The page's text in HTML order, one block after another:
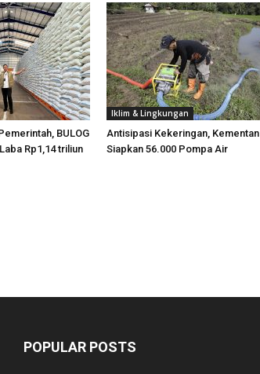
BULOG
Rp1,14 triliun
Iklim & Lingkungan
Antisipasi Kekeringan, Kementan
Siapkan 56.000 Pompa Air
POPULAR POSTS